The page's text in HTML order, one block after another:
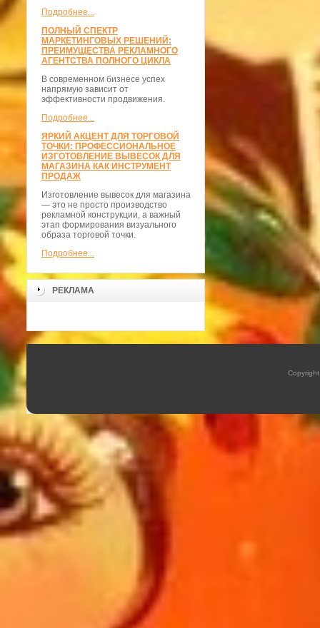
Подробнее...
ПОЛНЫЙ СПЕКТР
МАРКЕТИНГОВЫХ РЕШЕНИЙ:
ПРЕИМУЩЕСТВА РЕКЛАМНОГО
АГЕНТСТВА ПОЛНОГО ЦИКЛА
В современном бизнесе успех
напрямую зависит от
эффективности продвижения.
Подробнее...
ЯРКИЙ АКЦЕНТ ДЛЯ ТОРГОВОЙ
ТОЧКИ: ПРОФЕССИОНАЛЬНОЕ
ИЗГОТОВЛЕНИЕ ВЫВЕСОК ДЛЯ
МАГАЗИНА КАК ИНСТРУМЕНТ
ПРОДАЖ
Изготовление вывесок для магазина
— это не просто производство
рекламной конструкции, а важный
этап формирования визуального
образа торговой точки.
Подробнее...
РЕКЛАМА